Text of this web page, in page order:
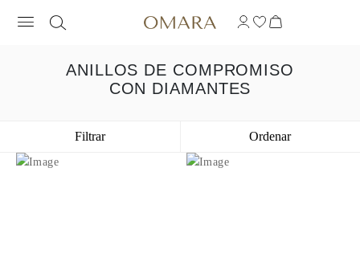
ANILLOS DE COMPROMISO
CON DIAMANTES
Filtrar Ordenar